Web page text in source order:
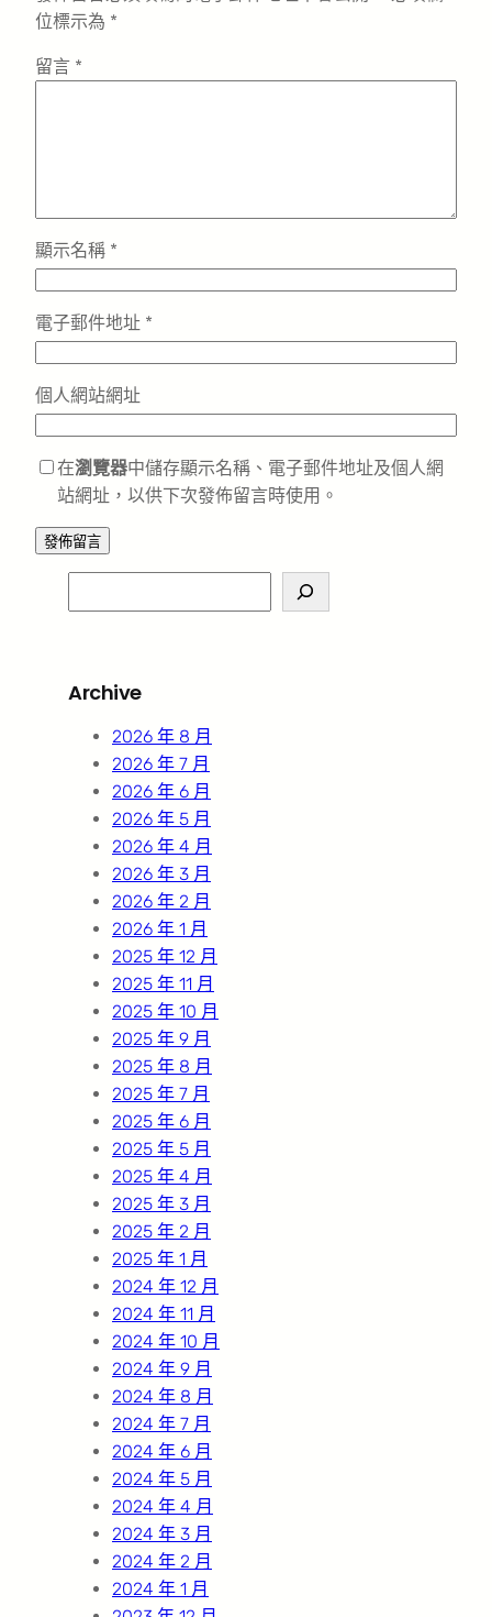
位標示為 *
留言 *
顯示名稱 *
電子郵件地址 *
個人網站網址
在瀏覽器中儲存顯示名稱、電子郵件地址及個人網
站網址，以供下次發佈留言時使用。
e
c
Archive
2026 年 8 月
2026 年 7 月
2026 年 6 月
2026 年 5 月
2026 年 4 月
2026 年 3 月
2026 年 2 月
2026 年 1 月
2025 年 12 月
2025 年 11 月
2025 年 10 月
2025 年 9 月
2025 年 8 月
2025 年 7 月
2025 年 6 月
2025 年 5 月
2025 年 4 月
2025 年 3 月
2025 年 2 月
2025 年 1 月
2024 年 12 月
2024 年 11 月
2024 年 10 月
2024 年 9 月
2024 年 8 月
2024 年 7 月
2024 年 6 月
2024 年 5 月
2024 年 4 月
2024 年 3 月
2024 年 2 月
2024 年 1 月